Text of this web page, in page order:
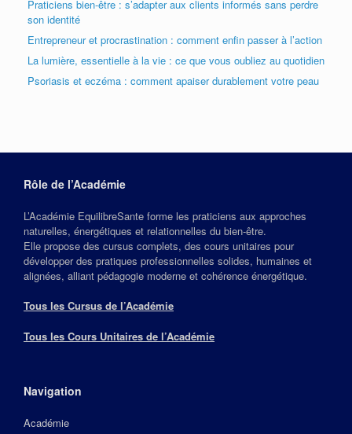
Praticiens bien-être : s’adapter aux clients informés sans perdre
son identité
Entrepreneur et procrastination : comment enfin passer à l’action
La lumière, essentielle à la vie : ce que vous oubliez au quotidien
Psoriasis et eczéma : comment apaiser durablement votre peau
Rôle de l’Académie
L’Académie EquilibreSante forme les praticiens aux approches
naturelles, énergétiques et relationnelles du bien‑être.
Elle propose des cursus complets, des cours unitaires pour
développer des pratiques professionnelles solides, humaines et
alignées, alliant pédagogie moderne et cohérence énergétique.
Tous les Cursus de l’Académie
Tous les Cours Unitaires de l’Académie
Navigation
Académie